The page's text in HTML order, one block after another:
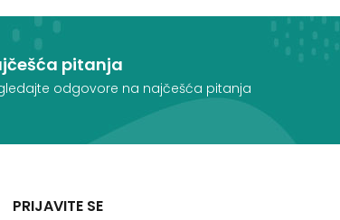
pitanja
odgovore na najčešća pitanja
PRIJAVITE SE